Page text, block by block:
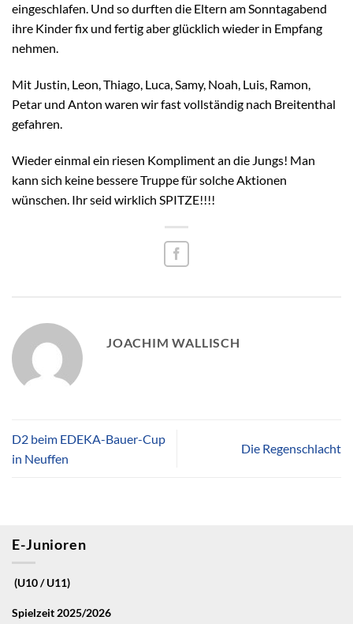
eingeschlafen. Und so durften die Eltern am Sonntagabend
ihre Kinder fix und fertig aber glücklich wieder in Empfang
nehmen.
Mit Justin, Leon, Thiago, Luca, Samy, Noah, Luis, Ramon,
Petar und Anton waren wir fast vollständig nach Breitenthal
gefahren.
Wieder einmal ein riesen Kompliment an die Jungs! Man
kann sich keine bessere Truppe für solche Aktionen
wünschen. Ihr seid wirklich SPITZE!!!!
JOACHIM WALLISCH
D2 beim EDEKA-Bauer-Cup
in Neuffen
Die Regenschlacht
E-Junioren
(U10 / U11)
Spielzeit 2025/2026